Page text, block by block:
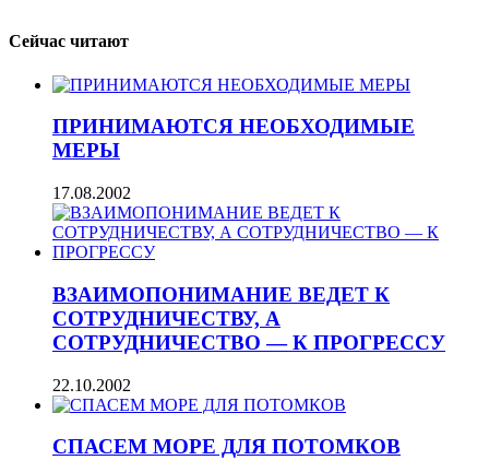
Сейчас читают
ПРИНИМАЮТСЯ НЕОБХОДИМЫЕ
МЕРЫ
17.08.2002
ВЗАИМОПОНИМАНИЕ ВЕДЕТ К
СОТРУДНИЧЕСТВУ, А
СОТРУДНИЧЕСТВО — К ПРОГРЕССУ
22.10.2002
СПАСЕМ МОРЕ ДЛЯ ПОТОМКОВ